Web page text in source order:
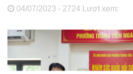
04/07/2023 - 2724 Lượt xem: